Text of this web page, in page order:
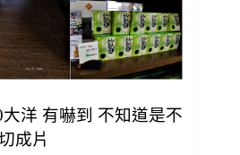
洋 有嚇到 不知道是不
成片